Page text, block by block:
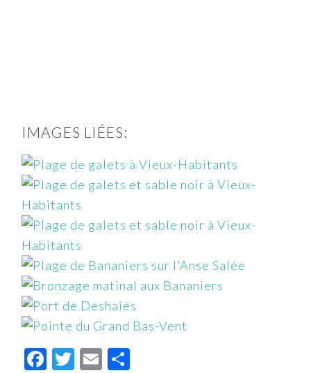
IMAGES LIÉES:
Facebook
Twitter
Email